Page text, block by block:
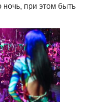
ночь, при этом быть